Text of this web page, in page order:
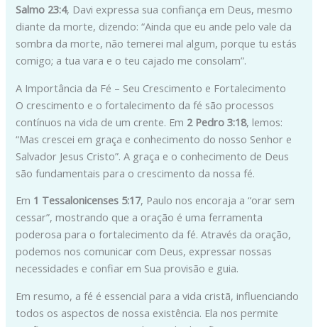
Salmo 23:4, Davi expressa sua confiança em Deus, mesmo
diante da morte, dizendo: “Ainda que eu ande pelo vale da
sombra da morte, não temerei mal algum, porque tu estás
comigo; a tua vara e o teu cajado me consolam”.
A Importância da Fé – Seu Crescimento e Fortalecimento
O crescimento e o fortalecimento da fé são processos
contínuos na vida de um crente. Em 2 Pedro 3:18, lemos:
“Mas crescei em graça e conhecimento do nosso Senhor e
Salvador Jesus Cristo”. A graça e o conhecimento de Deus
são fundamentais para o crescimento da nossa fé.
Em 1 Tessalonicenses 5:17, Paulo nos encoraja a “orar sem
cessar”, mostrando que a oração é uma ferramenta
poderosa para o fortalecimento da fé. Através da oração,
podemos nos comunicar com Deus, expressar nossas
necessidades e confiar em Sua provisão e guia.
Em resumo, a fé é essencial para a vida cristã, influenciando
todos os aspectos de nossa existência. Ela nos permite